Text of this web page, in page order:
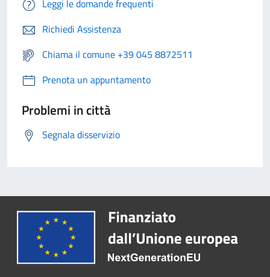
Leggi le domande frequenti
Richiedi Assistenza
Chiama il comune +39 045 8872511
Prenota un appuntamento
Problemi in città
Segnala disservizio